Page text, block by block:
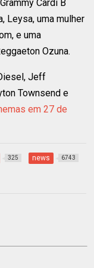
Cardi B
Leysa, uma mulher
e uma
Ozuna.
Jeff
Townsend e
em 27 de
325 news 6743